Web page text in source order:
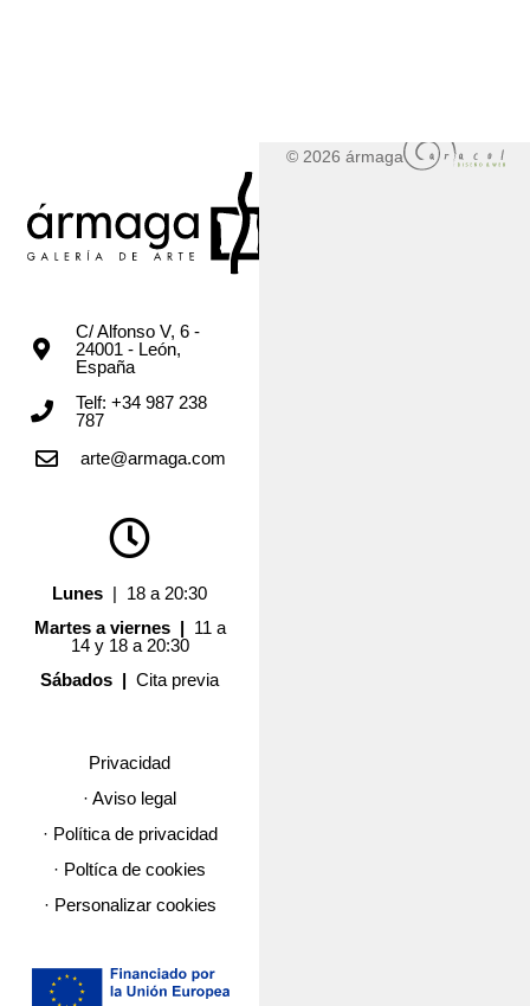
C/ Alfonso V, 6 -
24001 - León,
España
Telf: +34 987 238
787
arte@armaga.com
Lunes | 18 a 20:30
Martes a viernes | 11 a
14 y 18 a 20:30
Sábados |Cita previa
Privacidad
· Aviso legal
· Política de privacidad
· Poltíca de cookies
· Personalizar cookies
© 2026 ármaga